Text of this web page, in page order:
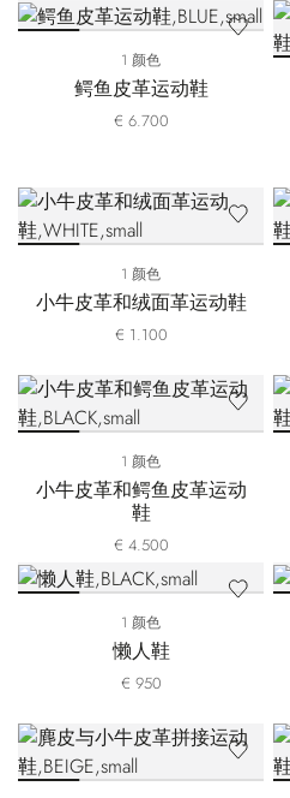
1 颜色
鳄鱼皮革运动鞋
€ 6.700
1 颜色
小牛皮革和绒面革运动鞋
€ 1.100
1 颜色
小牛皮革和鳄鱼皮革运动
鞋
€ 4.500
1 颜色
懒人鞋
€ 950